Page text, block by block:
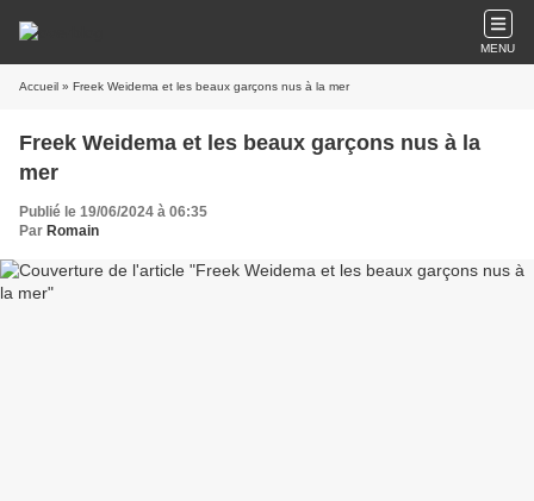
MENU
Accueil » Freek Weidema et les beaux garçons nus à la mer
Freek Weidema et les beaux garçons nus à la
mer
Publié le 19/06/2024 à 06:35
Par Romain